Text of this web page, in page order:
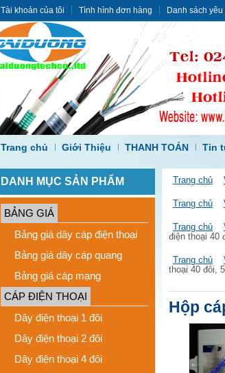
Tài khoản của tôi Tình hình đơn hàng Danh sách yêu
Trang chủ Giới Thiệu THANH TOÁN Tin
DANH MỤC SẢN PHẨM
BẢNG GIÁ
Bảng giá dây cáp điện thoại
Bảng giá dây cáp quang
Bảng giá cáp mạng
CÁP ĐIỆN THOẠI
Dây điện thoại 1 đôi
Dây điện thoại 2 đôi
Dây điện thoại 4 đôi
Trang chủ
Trang chủ
Trang chủ
điện thoại 40
Trang chủ
thoại 40 đôi,
Hộp